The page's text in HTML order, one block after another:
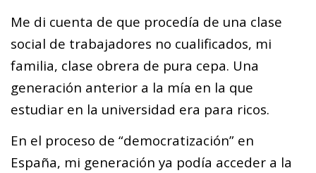
Me di cuenta de que procedía de una clase
social de trabajadores no cualificados, mi
familia, clase obrera de pura cepa. Una
generación anterior a la mía en la que
estudiar en la universidad era para ricos.
En el proceso de “democratización” en
España, mi generación ya podía acceder a la